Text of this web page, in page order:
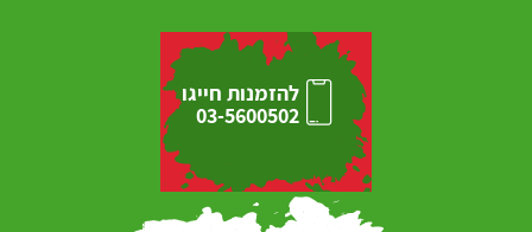
להזמנות חייגו
03-5600502